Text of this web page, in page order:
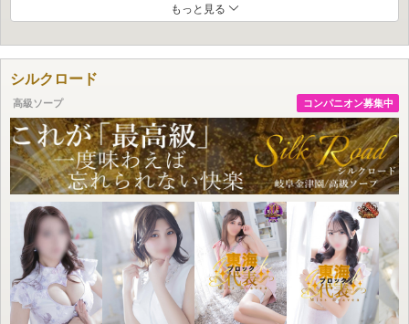
美しさ、品格、そして確かな技術。
そのすべてを兼ね備えた、まさに高級店と呼ぶにふさわしい美女のみが在籍し
「M」では、女性の質と接客力を徹底的に追求。
お客様により深いご満足をお届けできるよう、日々研鑽を重ねています。
President club Mは、
皆様を心よりおもてなしいたします。
もっと見る
シルクロード
高級ソープ コンパニオン募集中